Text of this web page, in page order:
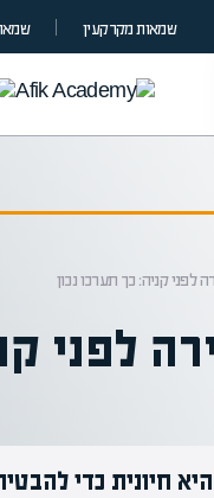
שמאות מקרקעין
לפני קניה: כך תערכו נכון
לפני
היא חיונית כדי